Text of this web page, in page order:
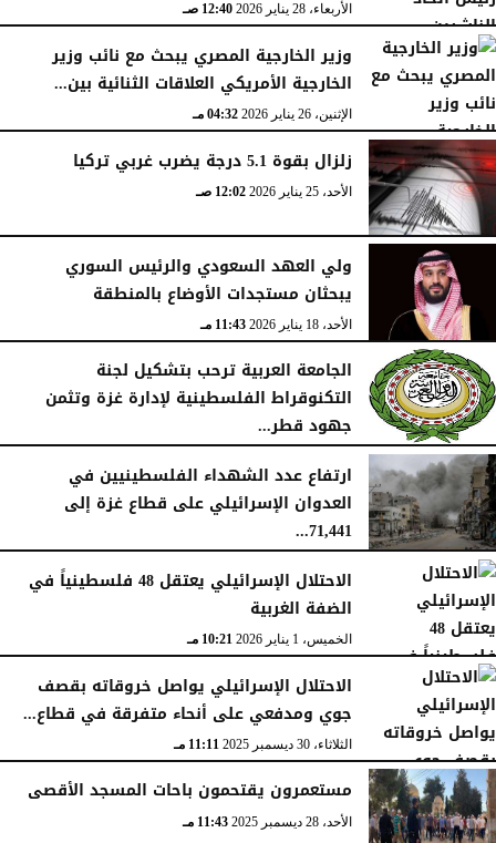
الأربعاء، 28 يناير 2026 12:40 صـ
وزير الخارجية المصري يبحث مع نائب وزير
الخارجية الأمريكي العلاقات الثنائية بين...
الإثنين، 26 يناير 2026 04:32 مـ
زلزال بقوة 5.1 درجة يضرب غربي تركيا
الأحد، 25 يناير 2026 12:02 صـ
ولي العهد السعودي والرئيس السوري
يبحثان مستجدات الأوضاع بالمنطقة
الأحد، 18 يناير 2026 11:43 مـ
الجامعة العربية ترحب بتشكيل لجنة
التكنوقراط الفلسطينية لإدارة غزة وتثمن
جهود قطر...
الجمعة، 16 يناير 2026 09:09 مـ
ارتفاع عدد الشهداء الفلسطينيين في
العدوان الإسرائيلي على قطاع غزة إلى
71,441...
الجمعة، 16 يناير 2026
الاحتلال الإسرائيلي يعتقل 48 فلسطينياً في
الضفة الغربية
الخميس، 1 يناير 2026 10:21 مـ
الاحتلال الإسرائيلي يواصل خروقاته بقصف
جوي ومدفعي على أنحاء متفرقة في قطاع...
الثلاثاء، 30 ديسمبر 2025 11:11 مـ
مستعمرون يقتحمون باحات المسجد الأقصى
الأحد، 28 ديسمبر 2025 11:43 مـ